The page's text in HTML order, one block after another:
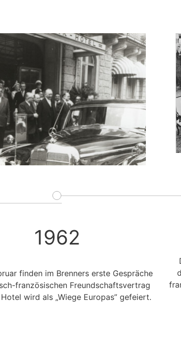
1962
finden im Brenners erste Gespräche
französischen Freundschaftsvertrag
wird als „Wiege Europas” gefeiert.